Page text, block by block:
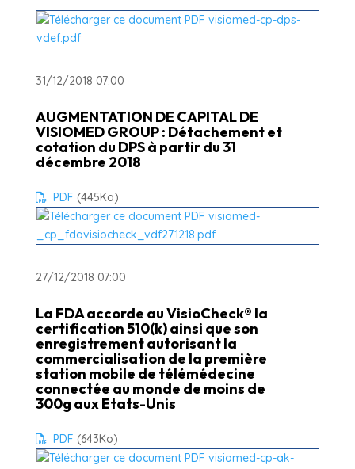
31/12/2018 07:00
AUGMENTATION DE CAPITAL DE
VISIOMED GROUP : Détachement et
cotation du DPS à partir du 31
décembre 2018
PDF (445Ko)
27/12/2018 07:00
La FDA accorde au VisioCheck® la
certification 510(k) ainsi que son
enregistrement autorisant la
commercialisation de la première
station mobile de télémédecine
connectée au monde de moins de
300g aux Etats-Unis
PDF (643Ko)